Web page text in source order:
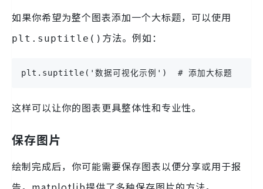
如果你希望为整个图表添加一个大标题，可以使用
plt.suptitle() 方法。例如：
plt.suptitle('数据可视化示例')  # 添加大标题
这样可以让你的图表更具整体性和专业性。
保存图片
绘制完成后，你可能需要保存图表以便分享或用于报